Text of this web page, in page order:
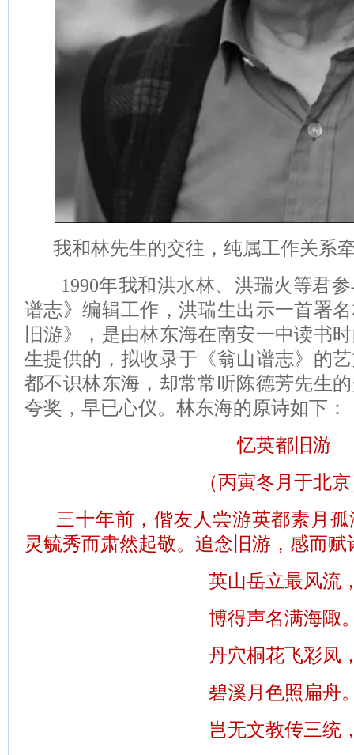
我和林先生的交往，纯属工作关系
1990年我和洪水林、洪瑞火等君参
谱志》编辑工作，洪瑞生出示一首署
旧游》，是由林东海在南安一中读书
生提供的，拟收录于《翁山谱志》的
都不识林东海，却常常听陈德芳先生
夸奖，早已心仪。林东海的原诗如下：
忆英都旧游
（丙寅冬月于北
三十年前，偕友人尝游英都素月孤
灵毓秀而肃然起敬。追念旧游，感而赋
英山岳立最风流
博得声名满海陬
丹穴桐花飞彩凤
碧溪月色照扁舟
岂无文教传三统